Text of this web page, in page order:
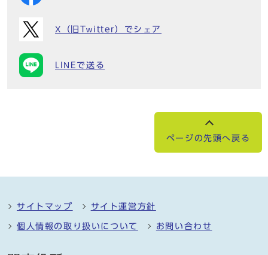
X（旧Twitter）でシェア
LINEで送る
ページの先頭へ戻る
サイトマップ サイト運営方針
個人情報の取り扱いについて お問い合わせ